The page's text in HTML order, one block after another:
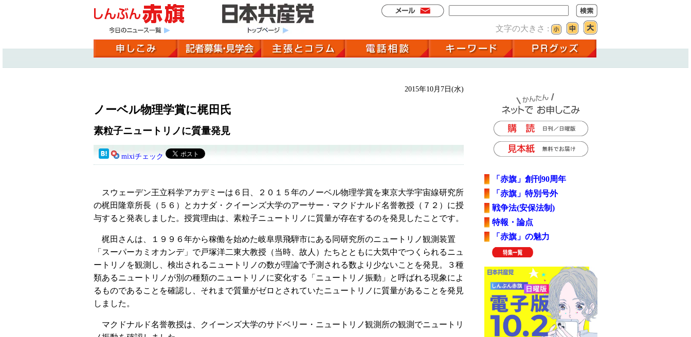
文字の大きさ :
2015年10月7日(水)
ノーベル物理学賞に梶田氏
素粒子ニュートリノに質量発見
mixiチェック
スウェーデン王立科学アカデミーは６日、２０１５年のノーベル物理学賞を東京大学宇宙線研究所
の梶田隆章所長（５６）とカナダ・クイーンズ大学のアーサー・マクドナルド名誉教授（７２）に授
与すると発表しました。授賞理由は、素粒子ニュートリノに質量が存在するのを発見したことです。
梶田さんは、１９９６年から稼働を始めた岐阜県飛騨市にある同研究所のニュートリノ観測装置
「スーパーカミオカンデ」で戸塚洋二東大教授（当時、故人）たちとともに大気中でつくられるニュ
ートリノを観測し、検出されるニュートリノの数が理論で予測される数より少ないことを発見。３種
類あるニュートリノが別の種類のニュートリノに変化する「ニュートリノ振動」と呼ばれる現象によ
るものであることを確認し、それまで質量がゼロとされていたニュートリノに質量があることを発見
しました。
マクドナルド名誉教授は、クイーンズ大学のサドベリー・ニュートリノ観測所の観測でニュートリ
「赤旗」創刊90周年
「赤旗」特別号外
戦争法(安保法制)
特報・論点
「赤旗」の魅力